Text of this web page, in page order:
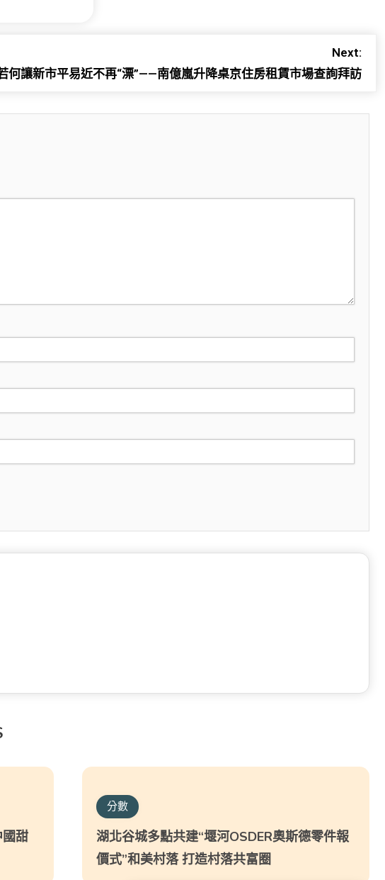
Next:
何讓新市平易近不再“漂”——南億嵐升降桌京住房租賃市場查詢拜訪
甜
分數
湖北谷城多點共建“堰河OSDER奧斯德零件報
價式”和美村落 打造村落共富圈